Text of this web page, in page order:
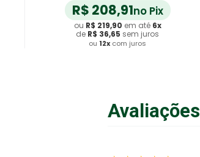
R$ 208,91no Pix
ou R$ 219,90 em até 6x
de R$ 36,65 sem juros
ou 12x com juros
Avaliações